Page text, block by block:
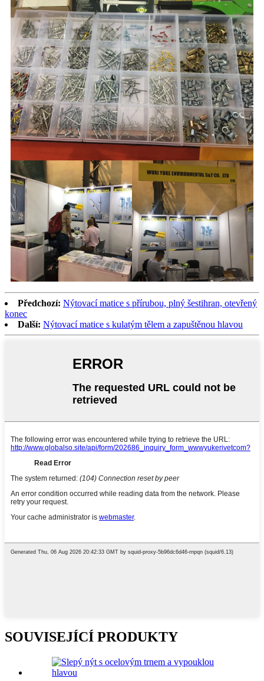
Předchozí: Nýtovací matice s přírubou, plný šestihran, otevřený
konec
Další: Nýtovací matice s kulatým tělem a zapuštěnou hlavou
SOUVISEJÍCÍ PRODUKTY